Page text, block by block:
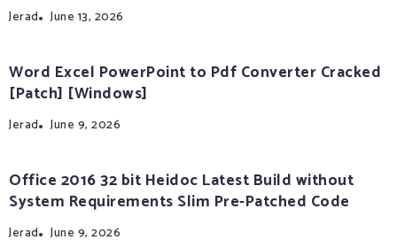
Jerad June 13, 2026
Word Excel PowerPoint to Pdf Converter Cracked
[Patch] [Windows]
Jerad June 9, 2026
Office 2016 32 bit Heidoc Latest Build without
System Requirements Slim Pre-Patched Code
Jerad June 9, 2026